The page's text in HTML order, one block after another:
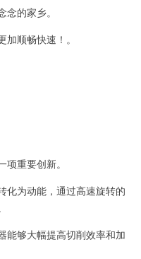
的家乡。
顺畅快速！。
重要创新。
为动能，通过高速旋转的
够大幅提高切削效率和加